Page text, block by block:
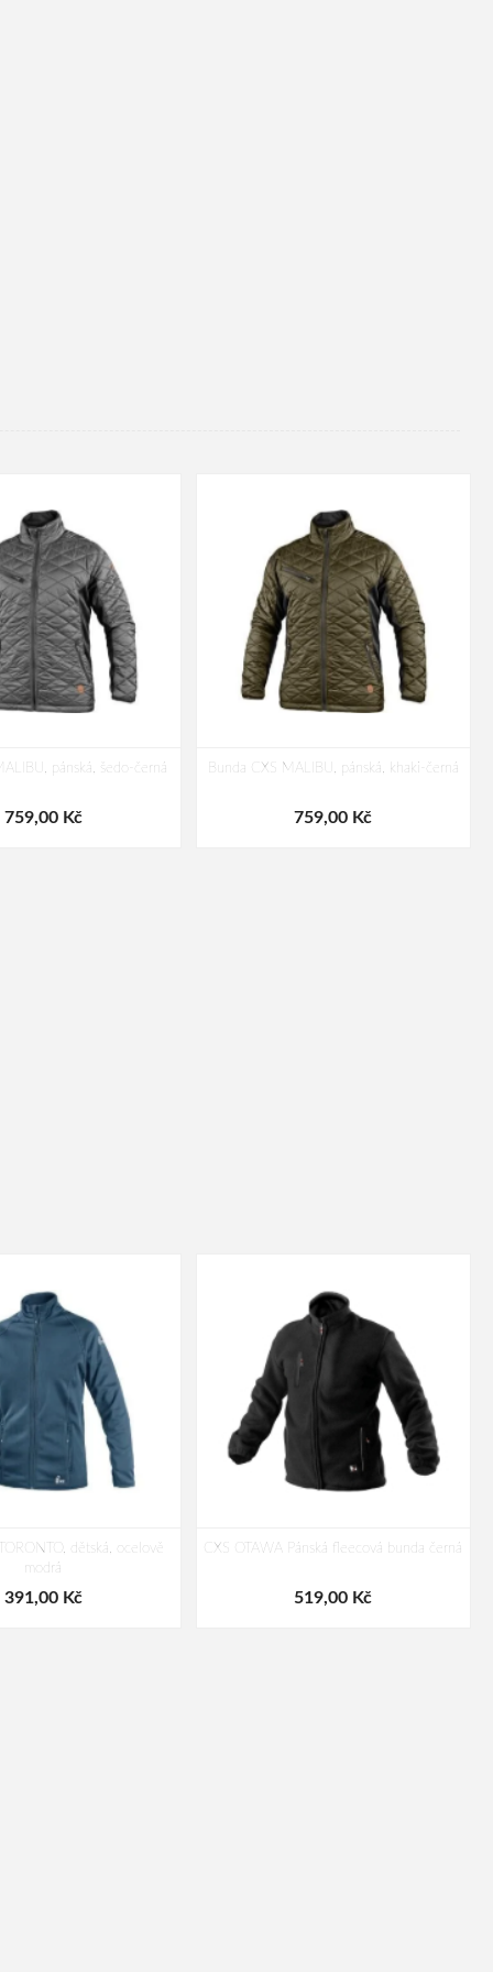
pánská, šedo-černá
759,00 Kč
Bunda CXS MALIBU, pánská, khaki-černá
759,00 Kč
dětská, ocelově
modrá
391,00 Kč
CXS OTAWA Pánská fleecová bunda černá
519,00 Kč